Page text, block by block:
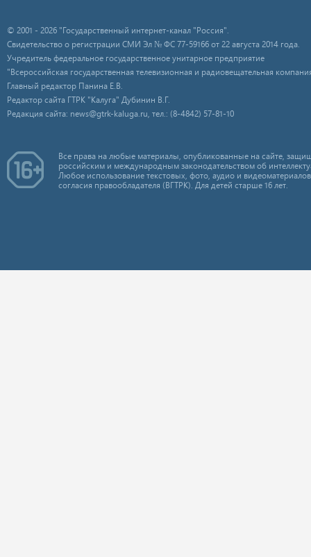
© 2001 - 2026 "Государственный интернет-канал "Россия".
Свидетельство о регистрации СМИ Эл № ФС 77-59166 от 22 августа 2014 года.
Учредитель федеральное государственное унитарное предприятие
"Всероссийская государственная телевизионная и радиовещательная
Главный редактор Панина Е.В.
Редактор сайта ГТРК "Калуга" Дубинин В.Г.
Редакция сайта: news@gtrk-kaluga.ru, тел.: (8-4842) 57-81-10
Все права на любые материалы, опубликованные на сайте,
российским и международным законодательством об
Любое использование текстовых, фото, аудио и
согласия правообладателя (ВГТРК). Для детей старше 16 лет.